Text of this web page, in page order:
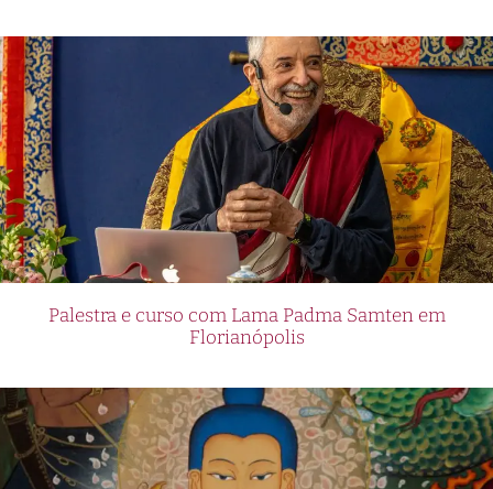
Palestra e curso com Lama Padma Samten em
Florianópolis